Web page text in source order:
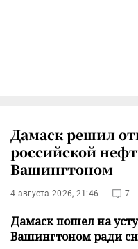
Дамаск решил
российской
Вашингтоном
4 августа 2026, 21:46 7
Дамаск пошел на
Вашингтоном ради